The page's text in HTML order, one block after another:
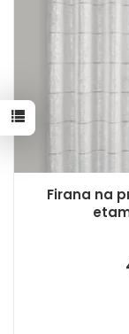
Firana na